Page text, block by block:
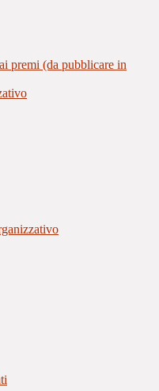
premi (da pubblicare in